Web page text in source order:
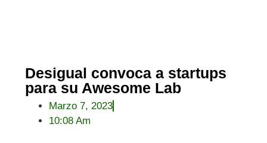
Desigual convoca a startups
para su Awesome Lab
Marzo 7, 2023
10:08 Am